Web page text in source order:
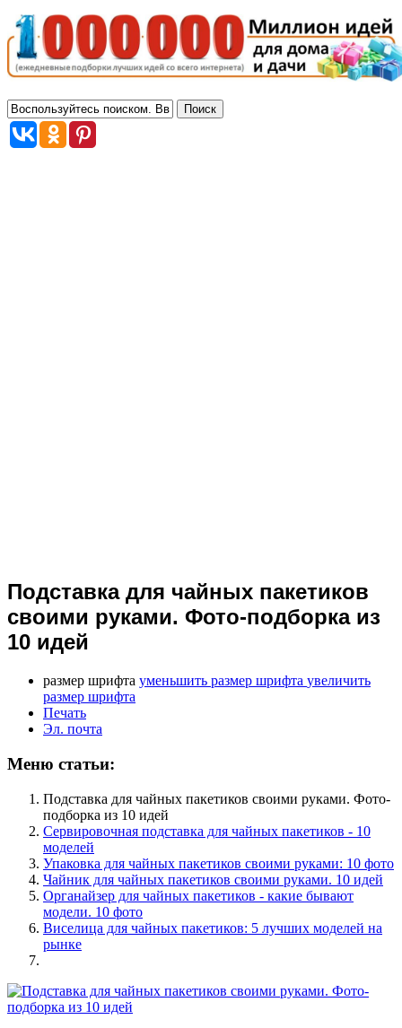
Подставка для чайных пакетиков
своими руками. Фото-подборка из
10 идей
размер шрифта уменьшить размер шрифта увеличить
размер шрифта
Печать
Эл. почта
Меню статьи:
Подставка для чайных пакетиков своими руками. Фото-
подборка из 10 идей
Сервировочная подставка для чайных пакетиков - 10
моделей
Упаковка для чайных пакетиков своими руками: 10 фото
Чайник для чайных пакетиков своими руками. 10 идей
Органайзер для чайных пакетиков - какие бывают
модели. 10 фото
Виселица для чайных пакетиков: 5 лучших моделей на
рынке